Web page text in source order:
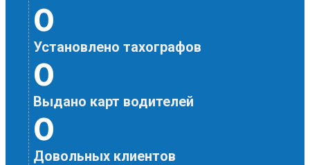
0
Установлено тахографов
0
Выдано карт водителей
0
Довольных клиентов